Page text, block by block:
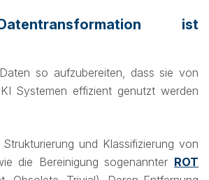
ist
so aufzubereiten, dass sie von
Systemen effizient genutzt werden
und Klassifizierung von
die Bereinigung sogenannter ROT